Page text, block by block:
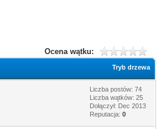
Ocena wątku:
Tryb drzewa
Liczba postów: 74
Liczba wątków: 25
Dołączył: Dec 2013
Reputacja: 0